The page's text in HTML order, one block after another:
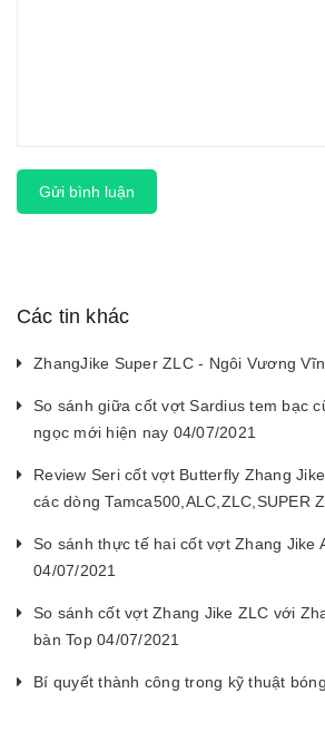
Gửi bình luận
Các tin khác
ZhangJike Super ZLC - Ngôi Vương
So sánh giữa cốt vợt Sardius tem bạc
ngọc mới hiện nay 04/07/2021
Review Seri cốt vợt Butterfly Zhang
các dòng Tamca500,ALC,ZLC,SUPER
So sánh thực tế hai cốt vợt Zhang Jike
04/07/2021
So sánh cốt vợt Zhang Jike ZLC với
bàn Top 04/07/2021
Bí quyết thành công trong kỹ thuật